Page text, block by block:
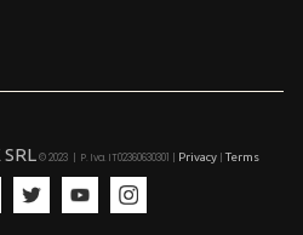
SRL© 2023 | P. Iva. IT02360630301 | Privacy Terms